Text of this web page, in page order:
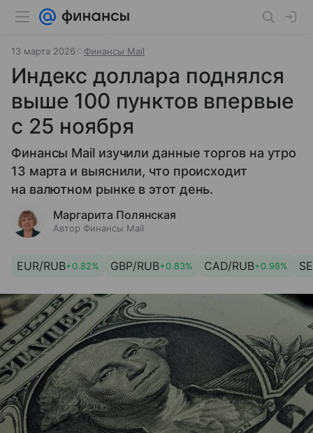
13 марта 2026 Финансы Mail
Индекс доллара поднялся
выше 100 пунктов впервые
с 25 ноября
Финансы Mail изучили данные торгов на утро
13 марта и выяснили, что происходит
на валютном рынке в этот день.
Маргарита Полянская
Автор Финансы Mail
EUR/RUB+0.82% GBP/RUB+0.83% CAD/RUB+0.98%